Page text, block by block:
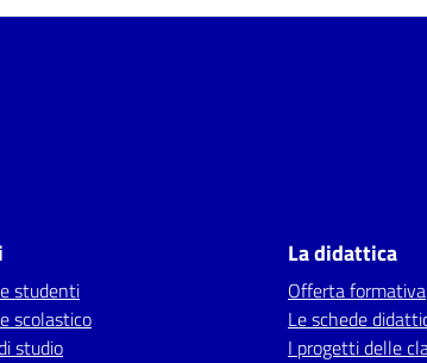
studenti
scolastico
studio
La didattica
Offerta formativa
Le schede
I progetti delle